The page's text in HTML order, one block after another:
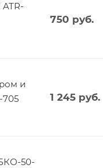
750 руб.
и
705
1 245руб.
50-